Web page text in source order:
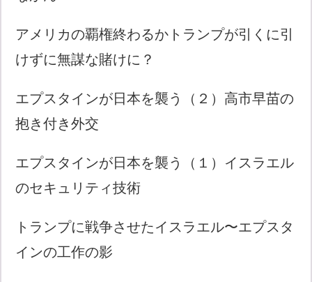
アメリカの覇権終わるかトランプが引くに引
けずに無謀な賭けに？
エプスタインが日本を襲う（２）高市早苗の
抱き付き外交
エプスタインが日本を襲う（１）イスラエル
のセキュリティ技術
トランプに戦争させたイスラエル〜エプスタ
インの工作の影